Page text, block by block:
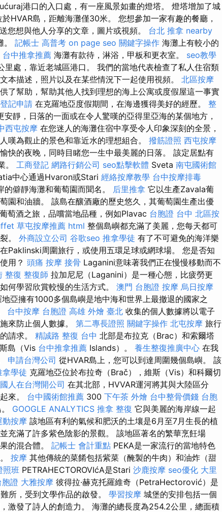
港口的入口處，有一座風景如畫的燈塔。 燈塔增加了城
HVAR島，距離海灘僅30米。 您想參加一家有趣的餐廳，
您想與他人分享的文章，圖片或視頻。 台北 推拿 nearby
記帳士 高普考 on page seo 關鍵字操作 海灘上有較小的
台中推拿推薦 海灘有款待，淋浴，甲板和更衣室。 seo教學
里處，靠近老城區港口。 我們的當地代表檢查了私人住宿類
本描述，照片以及在某些情況下一起使用視頻。 北區按摩
了幫助，幫助其他人找到理想的海上公寓或度假屋這一事實
記申請 在克羅地亞度假期間，在海邊獲得美好的經歷。 整
安靜，日落的一面或在令人驚嘆的亞得里亞海的某個地方，
西屯按摩 在您迷人的海灘住宿中享受令人印象深刻的全景，
嘆為觀止的景色和靠近水的理想組合。 撥筋證照 西屯按摩
快的夜晚，同時目睹您一生中最美麗的日落。 該定居點有
。 工商登記 網路行銷公司 seo點擊軟體 Sveta 南屯國術館
中心通過Hvaron或Stari 經絡按摩教學 台中按摩排毒
的僻靜海灘和葡萄園而聞名。 后里推拿 它以生產Zavala葡
園和油牆。 該島在釀酒廠的歷史悠久，其葡萄園生產出優
萄酒之旅，品嚐當地品種，例如Plavac 台胞證 台中 北區按
草屯按摩推薦 html 整個島嶼都充滿了美麗，您每天都可
。 外商設立公司 谷歌seo 推拿學徒 有了不可避免的海洋樂
Paklinski周圍旅行，或使用五環足球或網球場。 您是否知
用？ 頭痛 按摩 接骨 Laganini意味著我們正在慢慢移動而不
整復 整復師 拉加尼尼（Laganini）是一種心態，比疲勞更
何學習欣賞較慢的生活方式。 澳門 台胞證 按摩 烏日按摩
地亞擁有1000多個島嶼是地中海和世界上最撤退的國家之
台中按摩 台胞證 高雄 外燴 臺北 收集的個人數據將以電子
來防止個人數據。 第二專長證照 關鍵字操作 北屯按摩 旅行
請求。 精誠路 整復 台中 北部是布拉克（Brac）和索爾塔
島（Vis 台中推拿推薦 Islands）。 養生整復推廣中心 在我
申請台灣公司 從HVAR島上，您可以到達周圍幾個島嶼。 該
拿學徒 克羅地亞位於布拉奇（Brač），維斯（Vis）和科爾切
人在台灣開公司 在其北部，HVVAR運河將其與大陸區分
來。 台中國術館推薦 300 下午茶 外燴 台中整骨價錢 台胞
GOOGLE ANALYTICS 推拿 整復 它與美麗的海岸線一起
動按摩 該地區有利的氣候和肥沃的土壤是6月至7月生長的植
充滿了許多紫色陰影的景觀。 該地區著名的繁華烹飪場
的混合體。 記帳士 會計重點 PEKA是一家流行的當地特色
按摩 其他傳統的菜餚包括紫菜（醃製的牛肉）和油炸（甜
照班 PETRAHECTOROVIćA是Stari 沙鹿按摩 seo優化 大里
證 大雅按摩 彼得拉·赫克托羅維奇（PetraHectorović）是
所，受到文學作品的啟發。 學習按摩 城堡的安排包括一個
激發了詩人的創造力。 海灘的總長度為254.2公里，總面積